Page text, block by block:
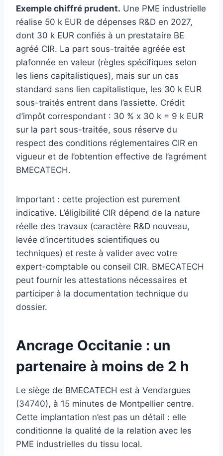
Exemple chiffré prudent. Une PME industrielle
réalise 50 k EUR de dépenses R&D en 2027,
dont 30 k EUR confiés à un prestataire BE
agréé CIR. La part sous-traitée agréée est
plafonnée en valeur (règles spécifiques selon
les liens capitalistiques), mais sur un cas
standard sans lien capitalistique, les 30 k EUR
sous-traités entrent dans l’assiette. Crédit
d’impôt correspondant : 30 % x 30 k = 9 k EUR
sur la part sous-traitée, sous réserve du
respect des conditions réglementaires CIR en
vigueur et de l’obtention effective de l’agrément
BMECATECH.
Important : cette projection est purement
indicative. L’éligibilité CIR dépend de la nature
réelle des travaux (caractère R&D nouveau,
levée d’incertitudes scientifiques ou
techniques) et reste à valider avec votre
expert-comptable ou conseil CIR. BMECATECH
peut fournir les attestations nécessaires et
participer à la documentation technique du
dossier.
Ancrage Occitanie : un
partenaire à moins de 2 h
Le siège de BMECATECH est à Vendargues
(34740), à 15 minutes de Montpellier centre.
Cette implantation n’est pas un détail : elle
conditionne la qualité de la relation avec les
PME industrielles du tissu local.